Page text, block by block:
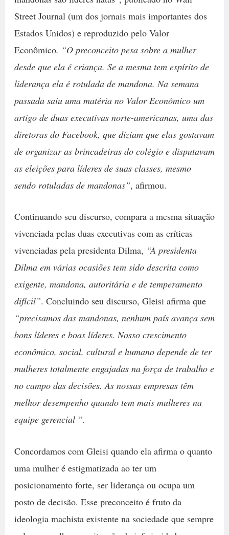
Street Journal (um dos jornais mais importantes dos
Estados Unidos) e reproduzido pelo Valor
Econômico. “O preconceito pesa sobre a mulher
desde que ela é criança. Se a mesma tem espírito de
liderança ela é rotulada de mandona. Na semana
passada saiu uma matéria no Valor Econômico um
artigo de duas executivas norte-americanas, uma das
diretoras do Facebook, que diziam que elas gostavam
de organizar as brincadeiras do colégio e disputavam
as eleições para líderes de suas classes, mesmo
sendo rotuladas de mandonas”, afirmou.
Continuando seu discurso, compara a mesma situação
vivenciada pelas duas executivas com as críticas
vivenciadas pela presidenta Dilma, “A presidenta
Dilma em várias ocasiões tem sido descrita como
exigente, mandona, autoritária e de temperamento
difícil”. Concluindo seu discurso, Gleisi afirma que
“precisamos das mandonas, nenhum país avança sem
bons líderes e boas líderes. Nosso crescimento
econômico, social, cultural e humano depende de ter
mulheres totalmente engajadas na força de trabalho e
no campo das decisões. As nossas empresas têm
melhor desempenho quando tem mais mulheres na
equipe gerencial ”.
Concordamos com Gleisi quando ela afirma o quanto
uma mulher é estigmatizada ao ter um
posicionamento forte, ser liderança ou ocupa um
posto de decisão. Esse preconceito é fruto da
ideologia machista existente na sociedade que sempre